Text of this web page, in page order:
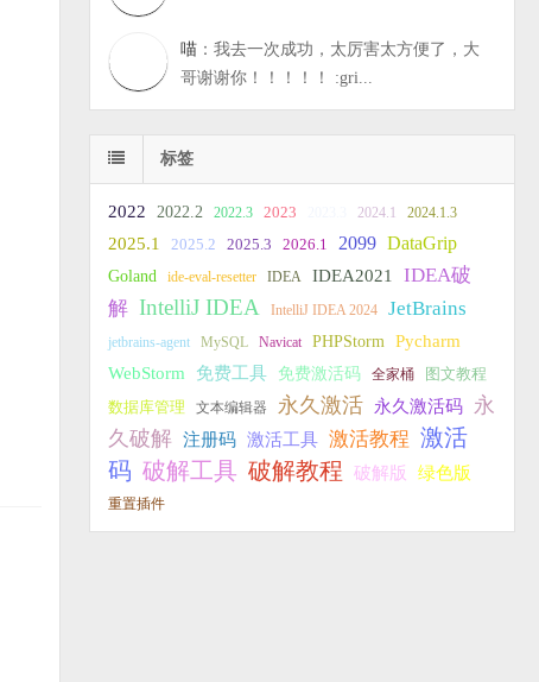
喵 ：我去一次成功，太厉害太方便了，大
哥谢谢你！！！！！ :gri...
标签
2022 2022.2 2022.3 2023 2024.1 2024.1.3
2025.1 2025.2 2025.3 2026.1 2099 DataGrip
Goland ide-eval-resetter IDEA IDEA2021
IDEA破
解 IntelliJ IDEA IntelliJ IDEA 2024 JetBrains
jetbrains-agent MySQL Navicat PHPStorm Pycharm
WebStorm 免费工具 免费激活码 全家桶 图文教程
数据库管理 文本编辑器 永久激活 永久激活码
永
久破解 注册码 激活工具 激活教程 激活
码 破解工具 破解教程 破解版 绿色版
重置插件